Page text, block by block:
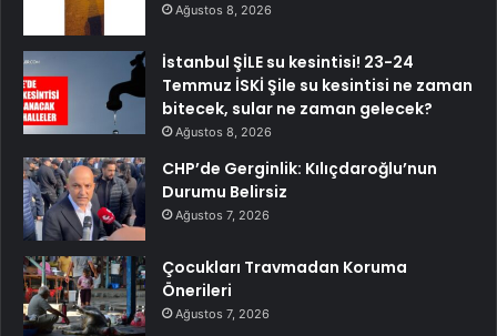
Ağustos 8, 2026
İstanbul ŞİLE su kesintisi! 23-24
Temmuz İSKİ Şile su kesintisi ne zaman
bitecek, sular ne zaman gelecek?
Ağustos 8, 2026
CHP’de Gerginlik: Kılıçdaroğlu’nun
Durumu Belirsiz
Ağustos 7, 2026
Çocukları Travmadan Koruma
Önerileri
Ağustos 7, 2026